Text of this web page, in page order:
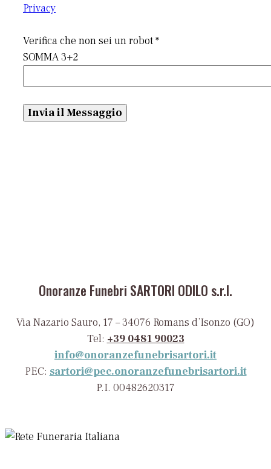
Privacy
Verifica che non sei un robot *
SOMMA 3+2
Onoranze Funebri SARTORI ODILO s.r.l.
Via Nazario Sauro, 17 – 34076 Romans d’Isonzo (GO)
Tel: +39 0481 90023
info@onoranzefunebrisartori.it
PEC: sartori@pec.onoranzefunebrisartori.it
P.I. 00482620317